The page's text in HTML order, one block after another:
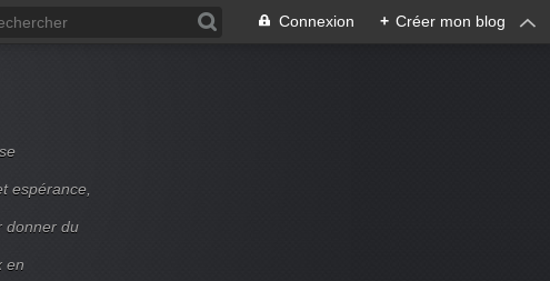
Connexion + Créer mon blog
espérance,
donner du
en